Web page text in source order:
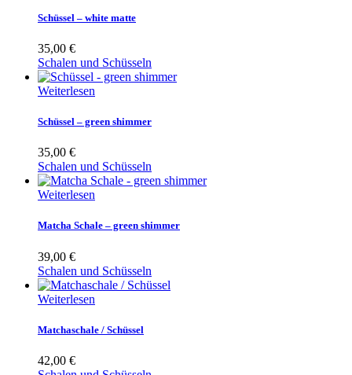
Schüssel – white matte
35,00 €
Schalen und Schüsseln
Weiterlesen
Schüssel – green shimmer
35,00 €
Schalen und Schüsseln
Weiterlesen
Matcha Schale – green shimmer
39,00 €
Schalen und Schüsseln
Weiterlesen
Matchaschale / Schüssel
42,00 €